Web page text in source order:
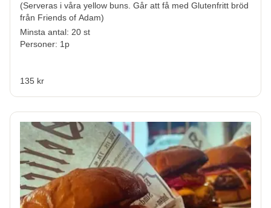
(Serveras i våra yellow buns. Går att få med Glutenfritt bröd
från Friends of Adam)
Minsta antal: 20 st
Personer: 1p
135 kr